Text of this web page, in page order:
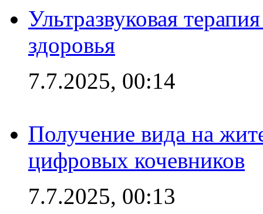
Ультразвуковая
здоровья
7.7.2025, 00:14
Получение вида на
цифровых кочевников
7.7.2025, 00:13